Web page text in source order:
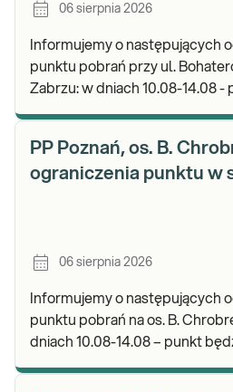
06 sierpnia 2026
Informujemy o następujących
punktu pobrań przy ul.
Zabrzu: w dniach 10.08-14.08 - punkt będzie czynny w
PP Poznań, os. B.
ograniczenia punktu w
06 sierpnia 2026
Informujemy o następujących
punktu pobrań na os. B.
dniach 10.08-14.08 – punkt